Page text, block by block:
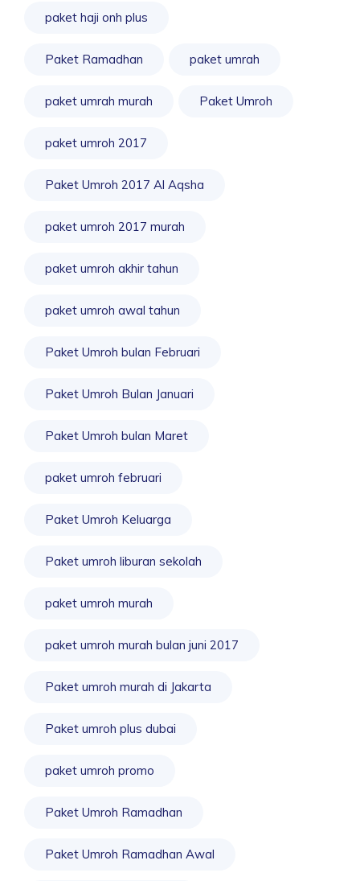
paket haji onh plus
Paket Ramadhan paket umrah
paket umrah murah Paket Umroh
paket umroh 2017
Paket Umroh 2017 Al Aqsha
paket umroh 2017 murah
paket umroh akhir tahun
paket umroh awal tahun
Paket Umroh bulan Februari
Paket Umroh Bulan Januari
Paket Umroh bulan Maret
paket umroh februari
Paket Umroh Keluarga
Paket umroh liburan sekolah
paket umroh murah
paket umroh murah bulan juni 2017
Paket umroh murah di Jakarta
Paket umroh plus dubai
paket umroh promo
Paket Umroh Ramadhan
Paket Umroh Ramadhan Awal